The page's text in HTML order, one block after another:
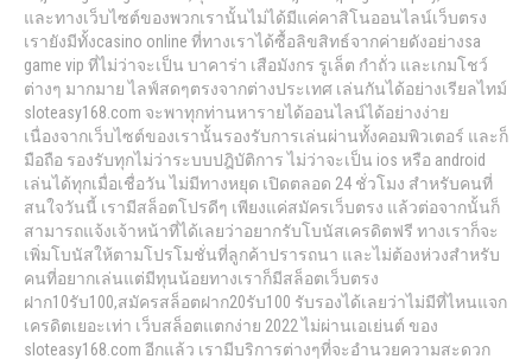
และทางเว็บไซต์ของพวกเรานั้นไม่ได้มีแค่คาสิโนออนไลน์เว็บตรง
เรายังมีทั้งcasino online ที่ทางเราได้ซื้อลิขสิทธ์จากค่ายดังอย่างsa
game vip ที่ไม่ว่าจะเป็น บาคาร่า เสือมังกร รูเล็ต กำถั่ว และเกมโชว์
ต่างๆ มากมาย ไลฟ์สดๆตรงจากต่างประเทศ เล่นกันได้อย่างเรียลไทม์
sloteasy168.com จะพาทุกท่านหารายได้ออนไลน์ได้อย่างง่าย
เนื่องจากเว็บไซต์ของเรานั้นรองรับการเล่นผ่านทั้งคอมพิวเตอร์ และก็
มือถือ รองรับทุกไม่ว่าระบบปฎิบัติการ ไม่ว่าจะเป็น ios หรือ android
เล่นได้ทุกเมื่อเชื่อวัน ไม่มีทางหยุด เปิดตลอด 24 ชั่วโมง สำหรับคนที่
สนใจวันนี้ เรามีสล็อตโปรดีๆ เพียงแค่สมัครเว็บตรง แล้วต่อจากนั้นก็
สามารถแจ้งเจ้าหน้าที่ได้เลยว่าอยากรับโบนัสเครดิตฟรี ทางเราก็จะ
เพิ่มโบนัสให้ตามโปรโมชั่นที่ลูกค้าปรารถนา และไม่ต้องห่วงสำหรับ
คนที่อยากเล่นแต่มีทุนน้อยทางเราก็มีสล็อตเว็บตรง
ฝาก10รับ100,สมัครสล็อตฝาก20รับ100 รับรองได้เลยว่าไม่มีที่ไหนแจก
เครดิตเยอะเท่า เว็บสล็อตแตกง่าย 2022 ไม่ผ่านเอเย่นต์ ของ
sloteasy168.com อีกแล้ว เรามีบริการต่างๆที่จะอำนวยความสะดวก